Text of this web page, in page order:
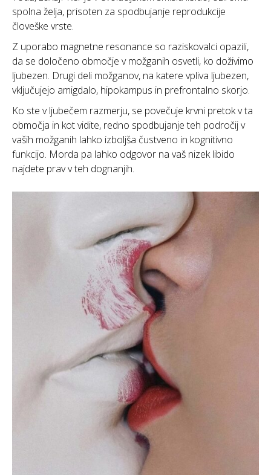
spolna želja, prisoten za spodbujanje reprodukcije
človeške vrste.
Z uporabo magnetne resonance so raziskovalci opazili,
da se določeno območje v možganih osvetli, ko doživimo
ljubezen. Drugi deli možganov, na katere vpliva ljubezen,
vključujejo amigdalo, hipokampus in prefrontalno skorjo.
Ko ste v ljubečem razmerju, se povečuje krvni pretok v ta
območja in kot vidite, redno spodbujanje teh področij v
vaših možganih lahko izboljša čustveno in kognitivno
funkcijo. Morda pa lahko odgovor na vaš nizek libido
najdete prav v teh dognanjih.